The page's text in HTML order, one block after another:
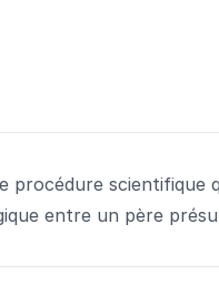
procédure scientifique
entre un père